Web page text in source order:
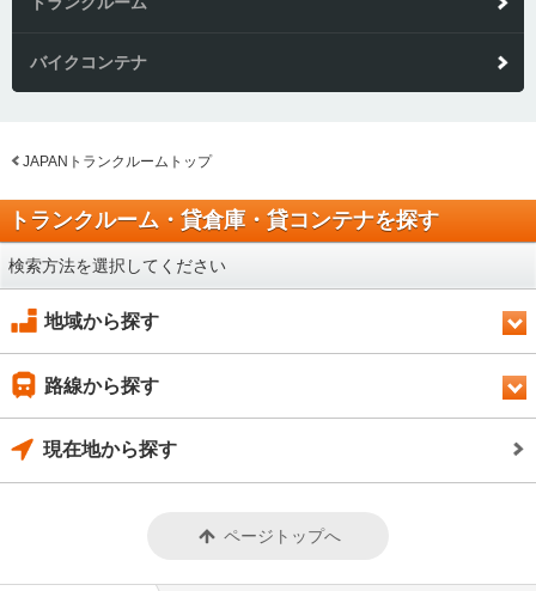
バイクコンテナ
JAPANトランクルームトップ
トランクルーム・貸倉庫・貸コンテナを探す
検索方法を選択してください
地域から探す
路線から探す
現在地から探す
ページトップへ